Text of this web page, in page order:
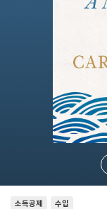
소득공제 수입